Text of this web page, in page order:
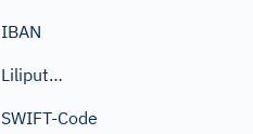
IBAN
Liliput…
SWIFT-Code